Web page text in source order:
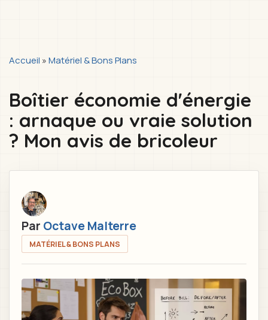
You
here
Accueil »Matériel & Bons Plans
Boîtier économie d'énergie
: arnaque ou vraie solution
? Mon avis de bricoleur
Par Octave Malterre
MATÉRIEL & BONS PLANS